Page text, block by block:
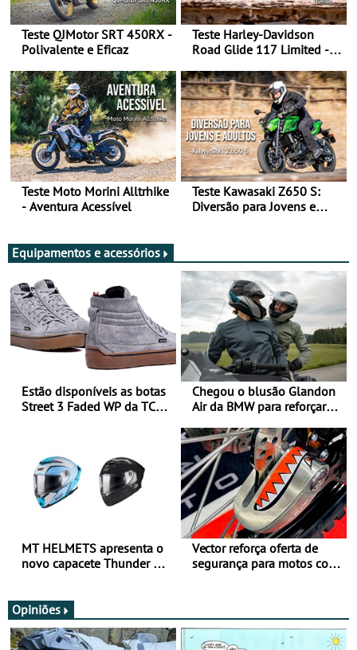
Teste QJMotor SRT 450RX -
Polivalente e Eficaz
Teste Harley-Davidson
Road Glide 117 Limited - A
Teste Moto Morini Alltrhike
- Aventura Acessível
Teste Kawasaki Z650 S:
Diversão para Jovens e
Equipamentos e acessórios
Estão disponíveis as botas
Street 3 Faded WP da TCX
Chegou o blusão Glandon
Air da BMW para reforçar
verão
MT HELMETS apresenta o
novo capacete Thunder 4 R
Vector reforça oferta de
segurança para motos com
Opiniões